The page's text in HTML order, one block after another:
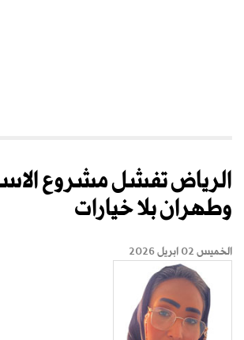
الرياض تفشل مشروع
وطهران بلا خيارات
الخميس 02 ابريل 2026